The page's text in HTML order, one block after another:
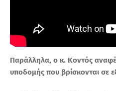
Παράλληλα, ο κ. Κοντός
υποδομής που βρίσκονται σε